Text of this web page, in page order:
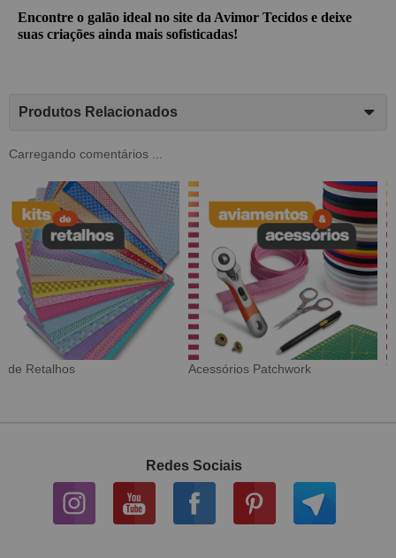
Encontre o galão ideal no site da Avimor Tecidos e deixe
suas criações ainda mais sofisticadas!
Produtos Relacionados
Carregando comentários ...
Tecido Digital Sarja Impermeável
Redes Sociais